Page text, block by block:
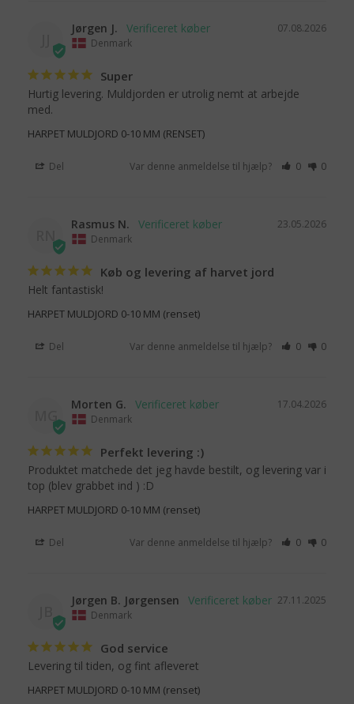
07.08.2026
Jørgen J.
Denmark
Super
Hurtig levering. Muldjorden er utrolig nemt at arbejde
med.
HARPET MULDJORD 0-10 MM (RENSET)
Del Var denne anmeldelse til hjælp? 0 0
23.05.2026
Rasmus N.
Denmark
Køb og levering af harvet jord
Helt fantastisk!
HARPET MULDJORD 0-10 MM (renset)
Del Var denne anmeldelse til hjælp? 0 0
17.04.2026
Morten G.
Denmark
Perfekt levering :)
Produktet matchede det jeg havde bestilt, og levering var i
top (blev grabbet ind ) :D
HARPET MULDJORD 0-10 MM (renset)
Del Var denne anmeldelse til hjælp? 0 0
27.11.2025
Jørgen B. Jørgensen
Denmark
God service
Levering til tiden, og fint afleveret
HARPET MULDJORD 0-10 MM (renset)